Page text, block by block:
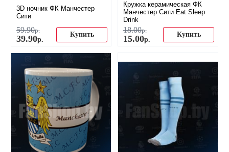
3D ночник ФК Манчестер
Сити
59.90р.
39.90р.
Купить
Кружка керамическая ФК
Манчестер Сити Eat Sleep
Drink
18.00р.
15.00р.
Купить